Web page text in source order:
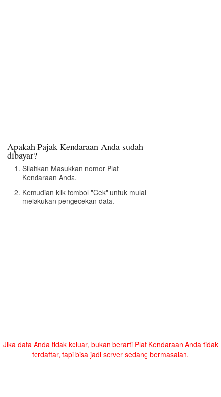
Apakah Pajak Kendaraan Anda sudah
dibayar?
Silahkan Masukkan nomor Plat
Kendaraan Anda.
Kemudian klik tombol "Cek" untuk mulai
melakukan pengecekan data.
Jika data Anda tidak keluar, bukan berarti Plat Kendaraan Anda tidak
terdaftar, tapi bisa jadi server sedang bermasalah.